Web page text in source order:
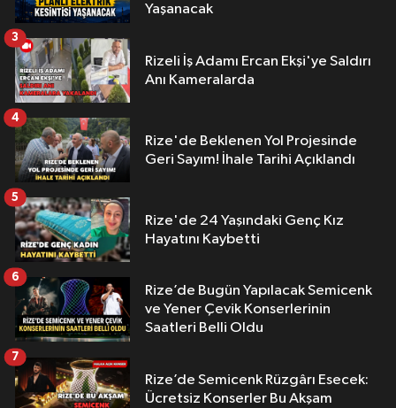
Yaşanacak
Rizeli İş Adamı Ercan Ekşi'ye Saldırı
Anı Kameralarda
3
Rize'de Beklenen Yol Projesinde
Geri Sayım! İhale Tarihi Açıklandı
4
Rize'de 24 Yaşındaki Genç Kız
Hayatını Kaybetti
5
Rize’de Bugün Yapılacak Semicenk
ve Yener Çevik Konserlerinin
Saatleri Belli Oldu
6
Rize’de Semicenk Rüzgârı Esecek:
Ücretsiz Konserler Bu Akşam
7